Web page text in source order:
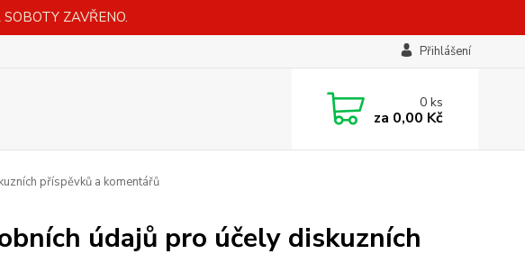
ZAVŘENO.
Přihlášení
0ks
za 0,00 Kč
příspěvků a komentářů
údajů pro účely diskuzních